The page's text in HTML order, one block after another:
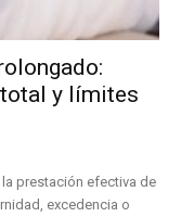
y límites
prestación efectiva de
excedencia o